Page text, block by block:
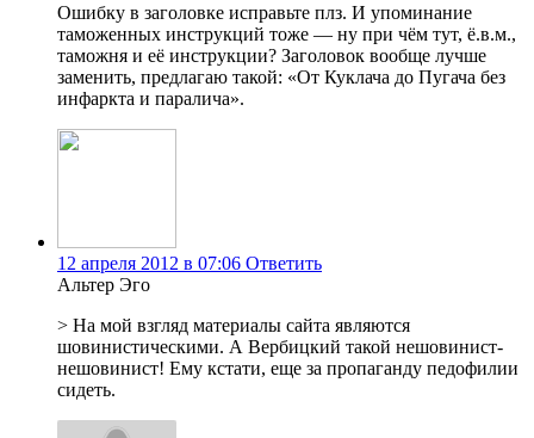
Ошибку в заголовке исправьте плз. И упоминание
таможенных инструкций тоже — ну при чём тут, ё.в.м.,
таможня и её инструкции? Заголовок вообще лучше
заменить, предлагаю такой: «От Куклача до Пугача без
инфаркта и паралича».
12 апреля 2012 в 07:06 Ответить
Альтер Эго
> На мой взгляд материалы сайта являются
шовинистическими. А Вербицкий такой нешовинист-
нешовинист! Ему кстати, еще за пропаганду педофилии
сидеть.